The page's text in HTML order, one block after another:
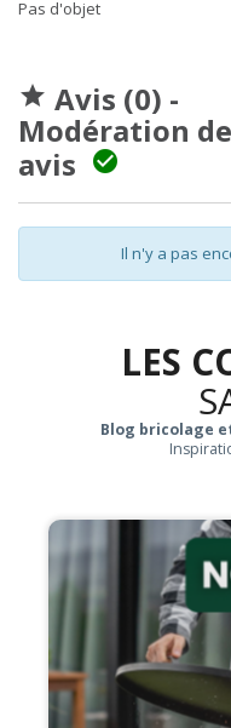
Pas d'objet
 Avis (0) -
Modération
avis

Il n'y a pas
LES
Blog bricolage